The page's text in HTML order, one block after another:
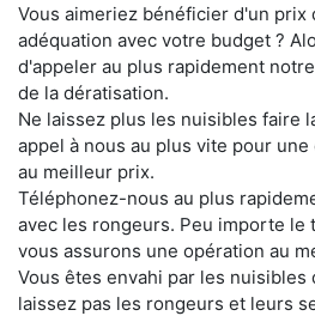
Vous aimeriez bénéficier d'un prix
adéquation avec votre budget ?
d'appeler au plus rapidement
de la dératisation.
Ne laissez plus les nuisibles faire
appel à nous au plus vite pour
au meilleur prix.
Téléphonez-nous au plus
avec les rongeurs. Peu importe le
vous assurons une opération au
Vous êtes envahi par les nuisibles
laissez pas les rongeurs et leurs